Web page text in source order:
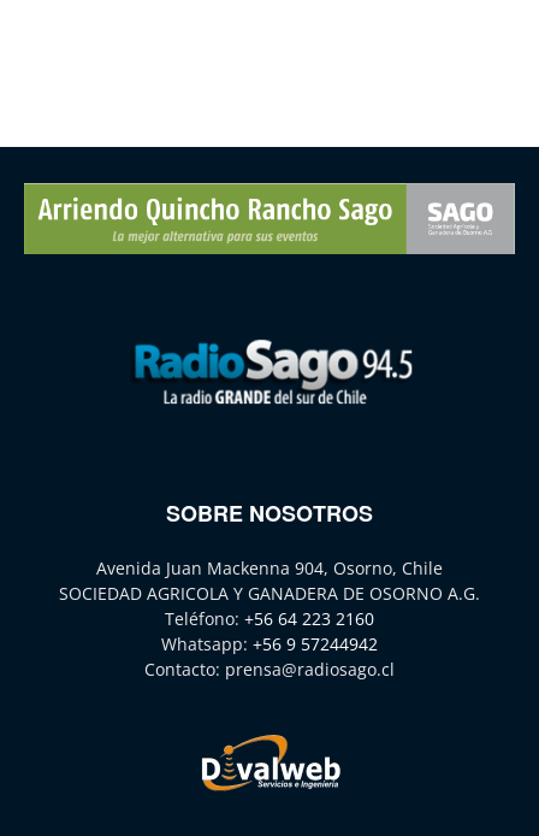
SOBRE NOSOTROS
Avenida Juan Mackenna 904, Osorno, Chile
SOCIEDAD AGRICOLA Y GANADERA DE OSORNO A.G.
Teléfono: +56 64 223 2160
Whatsapp: +56 9 57244942
Contacto: prensa@radiosago.cl